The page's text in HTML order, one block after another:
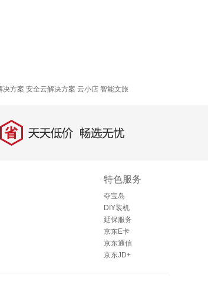
决方案 安全云解决方案 云小店 智能文旅
省 天天低价，畅选无忧
特色服务
夺宝岛
DIY装机
延保服务
京东E卡
京东通信
京东JD+